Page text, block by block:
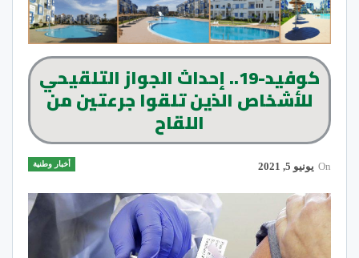
كوفيد-19.. إحداث الجواز التلقيحي
للأشخاص الذين تلقوا جرعتين من
اللقاح
أخبار وطنية On يونيو 5, 2021